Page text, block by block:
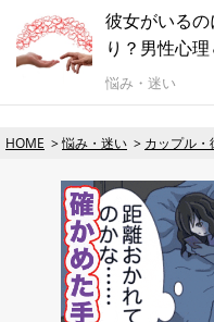
彼女がいる
り？男性心
悩み・迷い
HOME 悩み・迷い カップル